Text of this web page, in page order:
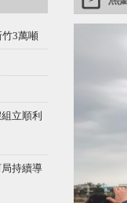
3萬噸
立順利
持續導